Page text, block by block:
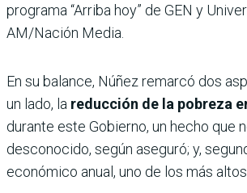
programa “Arriba hoy” de GEN y
AM/Nación Media.
En su balance, Núñez remarcó dos
un lado, la reducción de la pobreza
durante este Gobierno, un hecho que
desconocido, según aseguró; y,
económico anual, uno de los más